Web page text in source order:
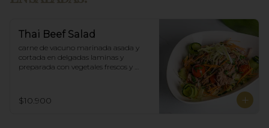
Thai Beef Salad
carne de vacuno marinada asada y
cortada en delgadas laminas y
preparada con vegetales frescos y
$10.900